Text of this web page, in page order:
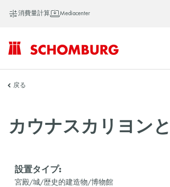
消費量計算 Mediacenter
SCHOMBURG
戻る
カウナスカリヨン
設置タイプ:
宮殿/城/歴史的建造物/博物館